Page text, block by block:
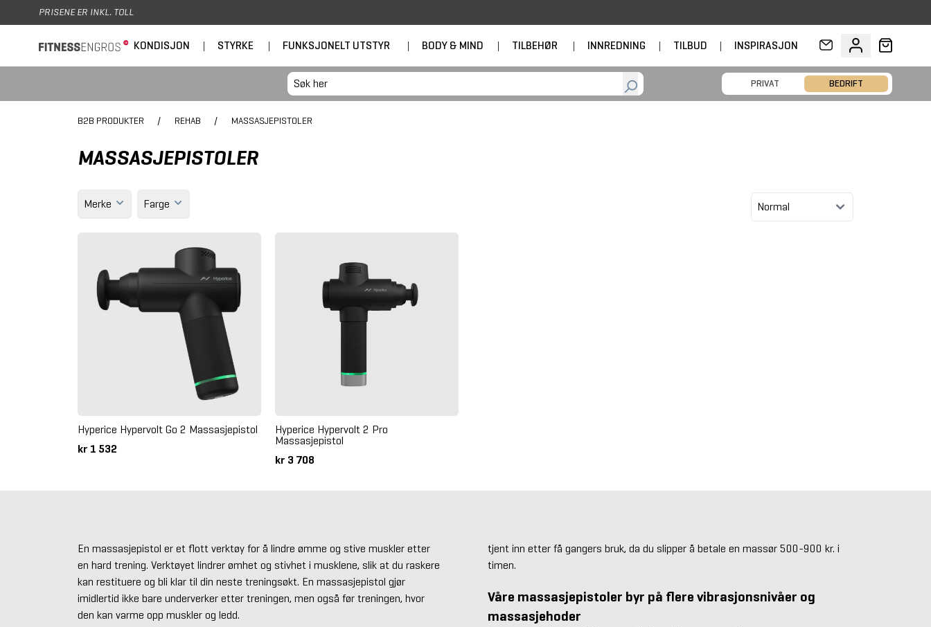
Hopp til hovedinnhold
PRISENE ER INKL. TOLL
KONDISJON | STYRKE | FUNKSJONELT UTSTYR | BODY & MIND | TILBEHØR | INNREDNING | TILBUD | INSPIRASJON
PRIVAT BEDRIFT
B2B PRODUKTER / REHAB / MASSASJEPISTOLER
MASSASJEPISTOLER
Merke Farge
Hyperice Hypervolt Go 2 Massasjepistol
kr 1 532
Hyperice Hypervolt 2 Pro
Massasjepistol
kr 3 708
En massasjepistol er et flott verktøy for å lindre ømme og stive muskler etter
en hard trening. Verktøyet lindrer ømhet og stivhet i musklene, slik at du raskere
kan restituere og bli klar til din neste treningsøkt. En massasjepistol gjør
imidlertid ikke bare underverker etter treningen, men også før treningen, hvor
den kan varme opp muskler og ledd.
tjent inn etter få gangers bruk, da du slipper å betale en massør 500-900 kr. i
timen.
Våre massasjepistoler byr på flere vibrasjonsnivåer og
massasjehoder